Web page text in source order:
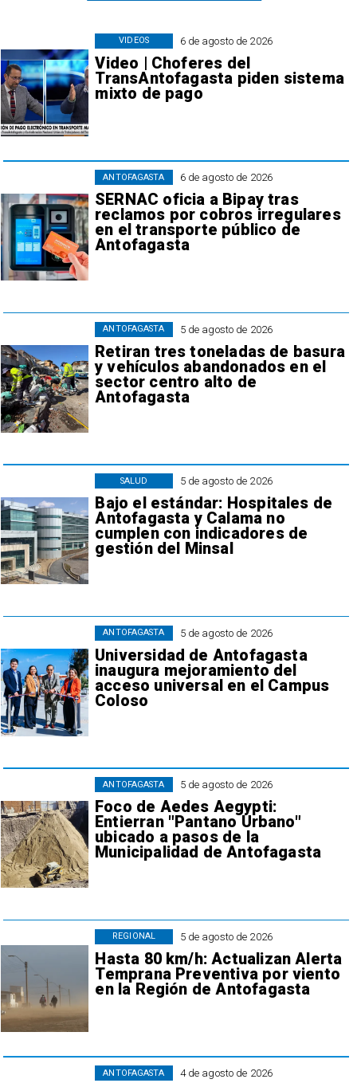
6 de agosto de 2026
Video | Choferes del
TransAntofagasta piden sistema
mixto de pago
VIDEOS
6 de agosto de 2026
SERNAC oficia a Bipay tras
reclamos por cobros irregulares
en el transporte público de
Antofagasta
ANTOFAGASTA
5 de agosto de 2026
Retiran tres toneladas de basura
y vehículos abandonados en el
sector centro alto de
Antofagasta
ANTOFAGASTA
5 de agosto de 2026
Bajo el estándar: Hospitales de
Antofagasta y Calama no
cumplen con indicadores de
gestión del Minsal
SALUD
5 de agosto de 2026
Universidad de Antofagasta
inaugura mejoramiento del
acceso universal en el Campus
Coloso
ANTOFAGASTA
5 de agosto de 2026
Foco de Aedes Aegypti:
Entierran "Pantano Urbano"
ubicado a pasos de la
Municipalidad de Antofagasta
ANTOFAGASTA
5 de agosto de 2026
Hasta 80 km/h: Actualizan Alerta
Temprana Preventiva por viento
en la Región de Antofagasta
REGIONAL
4 de agosto de 2026
ANTOFAGASTA